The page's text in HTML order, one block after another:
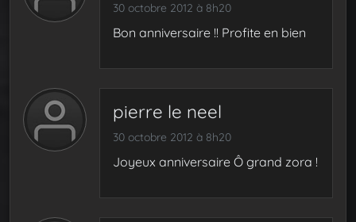
30 octobre 2012 à 8h20
Bon anniversaire !! Profite en bien
pierre le neel
30 octobre 2012 à 8h20
Joyeux anniversaire Ô grand zora !